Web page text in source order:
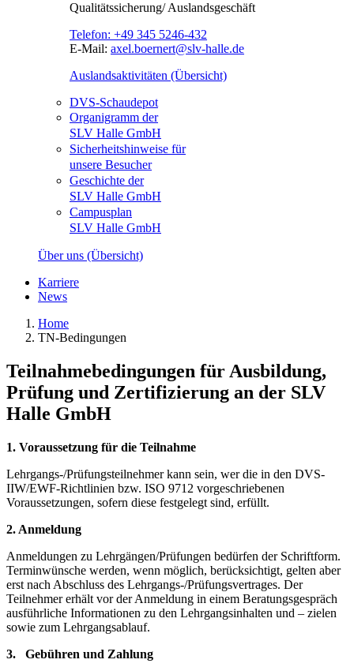
Qualitätssicherung/ Auslandsgeschäft
Telefon: +49 345 5246-432
E-Mail: axel.boernert@slv-halle.de
Auslandsaktivitäten (Übersicht)
DVS-Schaudepot
Organigramm der
SLV Halle GmbH
Sicherheitshinweise für
unsere Besucher
Geschichte der
SLV Halle GmbH
Campusplan
SLV Halle GmbH
Über uns (Übersicht)
Karriere
News
Home
TN-Bedingungen
Teilnahmebedingungen für Ausbildung,
Prüfung und Zertifizierung an der SLV
Halle GmbH
1. Voraussetzung für die Teilnahme
Lehrgangs-/Prüfungsteilnehmer kann sein, wer die in den DVS-
IIW/EWF-Richtlinien bzw. ISO 9712 vorgeschriebenen
Voraussetzungen, sofern diese festgelegt sind, erfüllt.
2. Anmeldung
Anmeldungen zu Lehrgängen/Prüfungen bedürfen der Schriftform.
Terminwünsche werden, wenn möglich, berücksichtigt, gelten aber
erst nach Abschluss des Lehrgangs-/Prüfungsvertrages. Der
Teilnehmer erhält vor der Anmeldung in einem Beratungsgespräch
ausführliche Informationen zu den Lehrgangsinhalten und – zielen
sowie zum Lehrgangsablauf.
3. Gebühren und Zahlung